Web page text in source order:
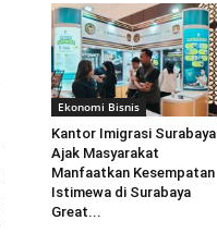
Ekonomi Bisnis
Kantor Imigrasi Surabaya
Ajak Masyarakat
Manfaatkan Kesempatan
Istimewa di Surabaya
Great...